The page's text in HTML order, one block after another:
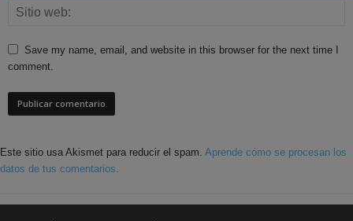
Save my name, email, and website in this browser for the next time I
comment.
Este sitio usa Akismet para reducir el spam. Aprende cómo se procesan los
datos de tus comentarios.